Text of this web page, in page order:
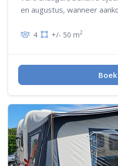
en augustus, wanneer
4 +/- 50 m2